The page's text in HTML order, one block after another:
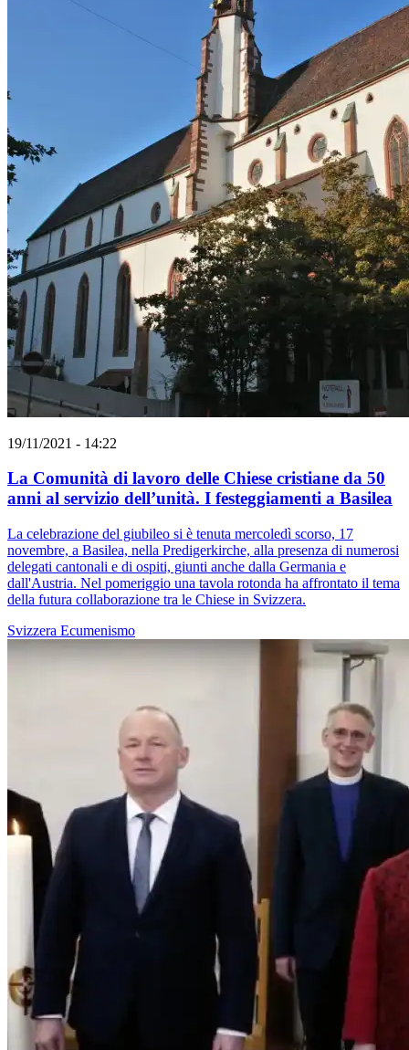
19/11/2021 - 14:22
La Comunità di lavoro delle Chiese cristiane da 50
anni al servizio dell’unità. I festeggiamenti a Basilea
La celebrazione del giubileo si è tenuta mercoledì scorso, 17
novembre, a Basilea, nella Predigerkirche, alla presenza di numerosi
delegati cantonali e di ospiti, giunti anche dalla Germania e
dall'Austria. Nel pomeriggio una tavola rotonda ha affrontato il tema
della futura collaborazione tra le Chiese in Svizzera.
Svizzera Ecumenismo